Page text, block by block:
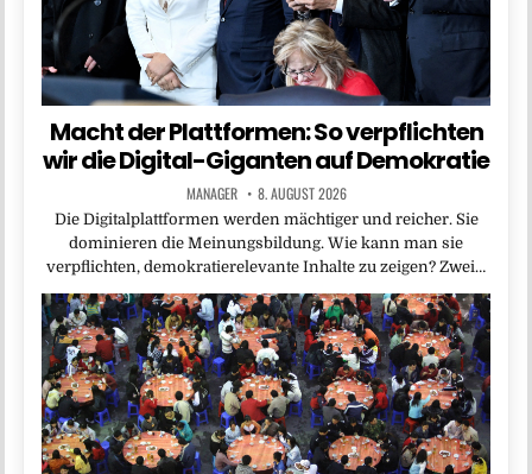
Macht der Plattformen: So verpflichten
wir die Digital-Giganten auf Demokratie
MANAGER 8. AUGUST 2026
Die Digitalplattformen werden mächtiger und reicher. Sie
dominieren die Meinungsbildung. Wie kann man sie
verpflichten, demokratierelevante Inhalte zu zeigen? Zwei…